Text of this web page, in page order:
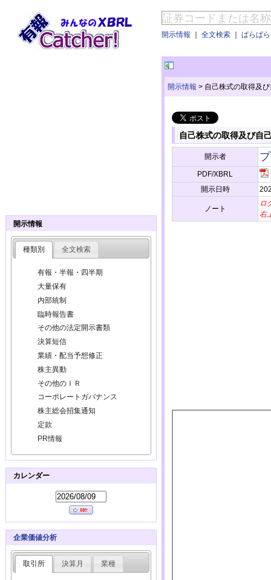
開示情報 ｜ 全文検索 ｜ ぱらぱ
開示情報 > 自己株式の取得及
自己株式の取得及び自
開示者
PDF/XBRL
開示日時
ノート
ロ
右
開示情報
種類別 全文検索
有報・半報・四半期
大量保有
内部統制
臨時報告書
その他の法定開示書類
決算短信
業績・配当予想修正
株主異動
その他のＩＲ
コーポレートガバナンス
株主総会招集通知
定款
PR情報
カレンダー
企業価値分析
取引所 決算月 業種